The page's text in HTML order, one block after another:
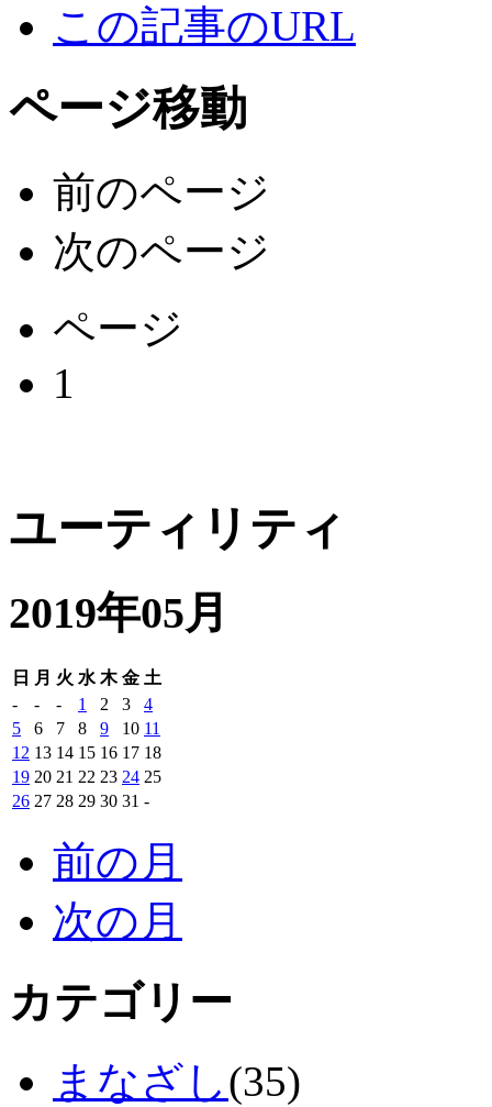
この記事のURL
ページ移動
前のページ
次のページ
ページ
1
ユーティリティ
2019年05月
日 月 火 水 木 金 土
-
- - 1 2 3
4
5
6 7 8 9 10 11
12 13 14 15 16 17 18
19 20 21 22 23 24 25
26 27 28 29 30 31 -
前の月
次の月
カテゴリー
まなざし(35)